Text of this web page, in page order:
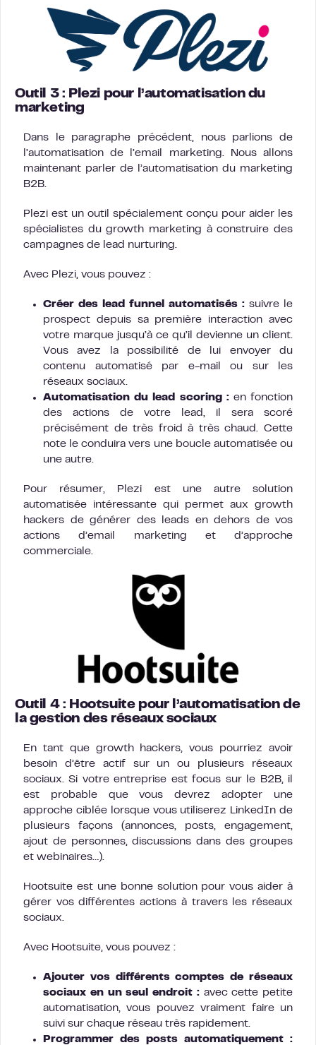
Outil 3 : Plezi pour l’automatisation du
marketing
Dans le paragraphe précédent, nous parlions de
l’automatisation de l’email marketing. Nous allons
maintenant parler de l’automatisation du marketing
B2B.
Plezi est un outil spécialement conçu pour aider les
spécialistes du growth marketing à construire des
campagnes de lead nurturing.
Avec Plezi, vous pouvez :
Créer des lead funnel automatisés : suivre le
prospect depuis sa première interaction avec
votre marque jusqu’à ce qu’il devienne un client.
Vous avez la possibilité de lui envoyer du
contenu automatisé par e-mail ou sur les
réseaux sociaux.
Automatisation du lead scoring :en fonction
des actions de votre lead, il sera scoré
précisément de très froid à très chaud. Cette
note le conduira vers une boucle automatisée ou
une autre.
Pour résumer, Plezi est une autre solution
automatisée intéressante qui permet aux growth
hackers de générer des leads en dehors de vos
actions d’email marketing et d’approche
commerciale.
Outil 4 : Hootsuite pour l’automatisation de
la gestion des réseaux sociaux
En tant que growth hackers, vous pourriez avoir
besoin d’être actif sur un ou plusieurs réseaux
sociaux. Si votre entreprise est focus sur le B2B, il
est probable que vous devrez adopter une
approche ciblée lorsque vous utiliserez LinkedIn de
plusieurs façons (annonces, posts, engagement,
ajout de personnes, discussions dans des groupes
et webinaires…).
Hootsuite est une bonne solution pour vous aider à
gérer vos différentes actions à travers les réseaux
sociaux.
Avec Hootsuite, vous pouvez :
Ajouter vos différents comptes de réseaux
sociaux en un seul endroit : avec cette petite
automatisation, vous pouvez vraiment faire un
suivi sur chaque réseau très rapidement.
Programmer des posts automatiquement :